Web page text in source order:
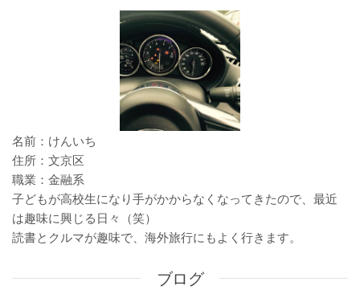
名前：けんいち
住所：文京区
職業：金融系
子どもが高校生になり手がかからなくなってきたので、最近
は趣味に興じる日々（笑）
読書とクルマが趣味で、海外旅行にもよく行きます。
ブログ